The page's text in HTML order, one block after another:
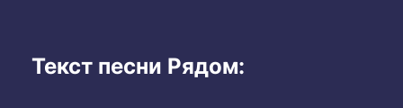
Текст песни Рядом: